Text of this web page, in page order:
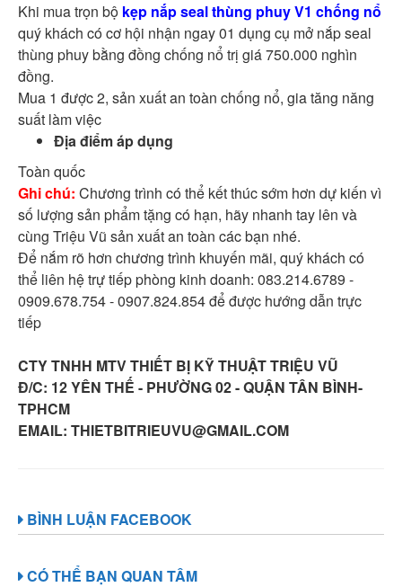
Khi mua trọn bộ kẹp nắp seal thùng phuy V1 chống nổ
quý khách có cơ hội nhận ngay 01 dụng cụ mở nắp seal
thùng phuy bằng đồng chống nổ trị giá 750.000 nghìn
đồng.
Mua 1 được 2, sản xuất an toàn chống nổ, gia tăng năng
suất làm việc
Địa điểm áp dụng
Toàn quốc
Ghi chú: Chương trình có thể kết thúc sớm hơn dự kiến vì
số lượng sản phẩm tặng có hạn, hãy nhanh tay lên và
cùng Triệu Vũ sản xuất an toàn các bạn nhé.
Để nắm rõ hơn chương trình khuyến mãi, quý khách có
thể liên hệ trự tiếp phòng kinh doanh: 083.214.6789 -
0909.678.754 - 0907.824.854 để được hướng dẫn trực
tiếp
CTY TNHH MTV THIẾT BỊ KỸ THUẬT TRIỆU VŨ
Đ/C: 12 YÊN THẾ - PHƯỜNG 02 - QUẬN TÂN BÌNH-
TPHCM
EMAIL: THIETBITRIEUVU@GMAIL.COM
BÌNH LUẬN FACEBOOK
CÓ THỂ BẠN QUAN TÂM